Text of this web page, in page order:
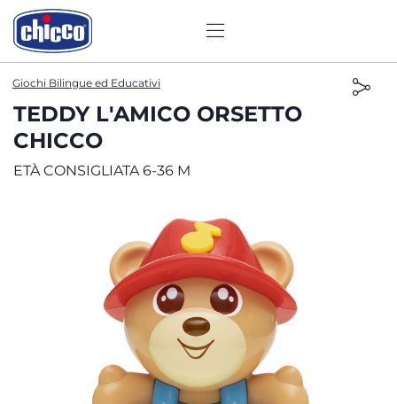
Giochi Bilingue ed Educativi
TEDDY L'AMICO ORSETTO
CHICCO
ETÀ CONSIGLIATA 6-36 M